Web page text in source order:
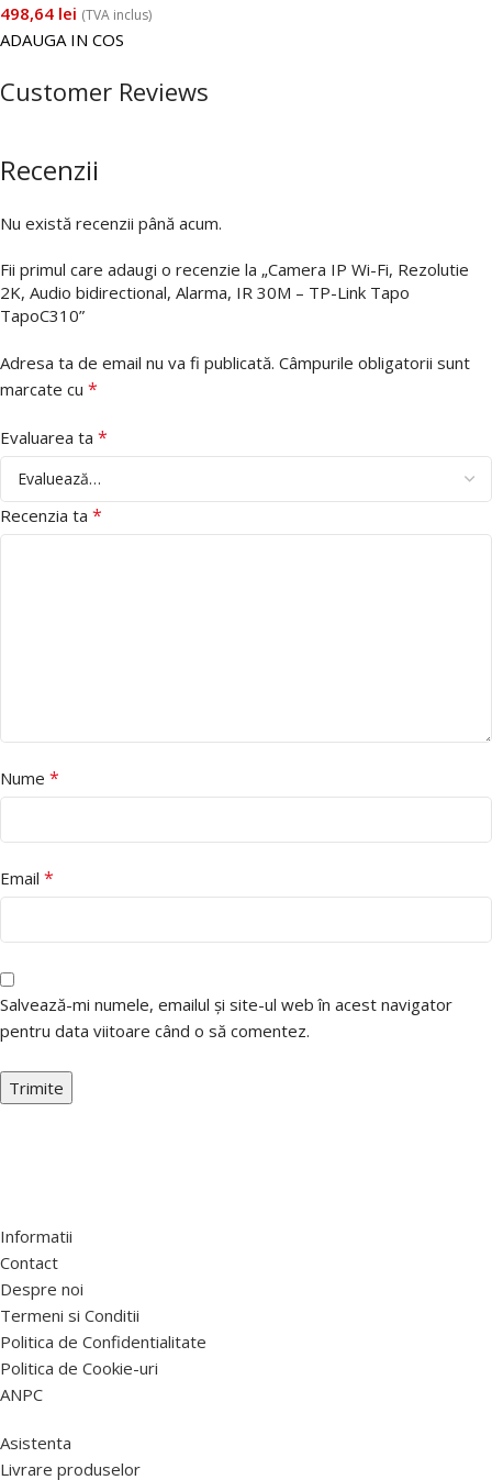
498,64 lei (TVA inclus)
ADAUGA IN COS
Customer Reviews
Recenzii
Nu există recenzii până acum.
Fii primul care adaugi o recenzie la „Camera IP Wi-Fi, Rezolutie
2K, Audio bidirectional, Alarma, IR 30M – TP-Link Tapo
TapoC310”
Adresa ta de email nu va fi publicată. Câmpurile obligatorii sunt
marcate cu *
Evaluarea ta *
Recenzia ta *
Nume *
Email *
Salvează-mi numele, emailul și site-ul web în acest navigator
pentru data viitoare când o să comentez.
Informatii
Contact
Despre noi
Termeni si Conditii
Politica de Confidentialitate
Politica de Cookie-uri
ANPC
Asistenta
Livrare produselor